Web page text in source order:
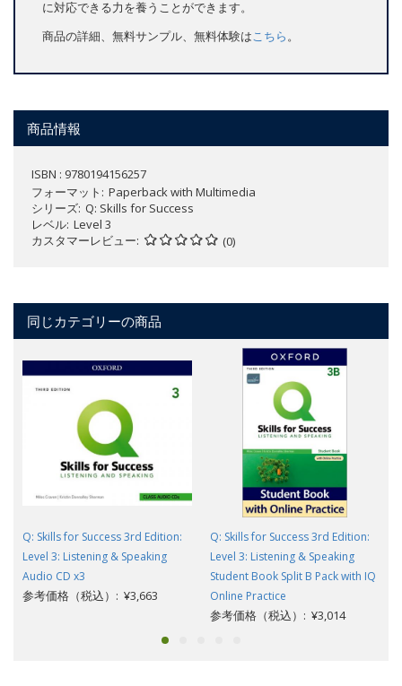
に対応できる力を養うことができます。
商品の詳細、無料サンプル、無料体験はこちら。
商品情報
ISBN : 9780194156257
フォーマット
Paperback with Multimedia
シリーズ Q: Skills for Success
レベル Level 3
カスタマーレビュー
(0)
同じカテゴリーの商品
Q: Skills for Success 3rd Edition:
Level 3: Listening & Speaking
Audio CD x3
参考価格（税込）: ¥3,663
Q: Skills for Success 3rd Edition:
Level 3: Listening & Speaking
Student Book Split B Pack with IQ
Online Practice
参考価格（税込）: ¥3,014